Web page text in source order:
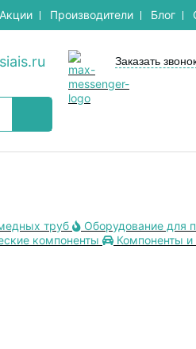
Акции Производители Блог
Заказать
труб Оборудование для
компоненты
Компоненты